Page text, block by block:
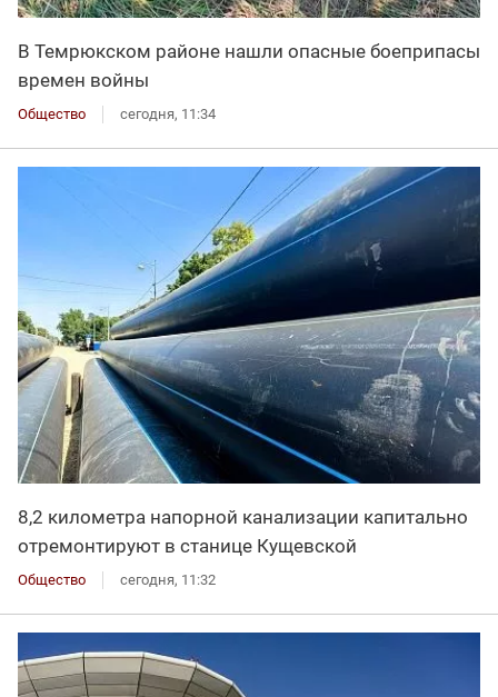
В Темрюкском районе нашли опасные боеприпасы
времен войны
Общество сегодня, 11:34
8,2 километра напорной канализации капитально
отремонтируют в станице Кущевской
Общество сегодня, 11:32